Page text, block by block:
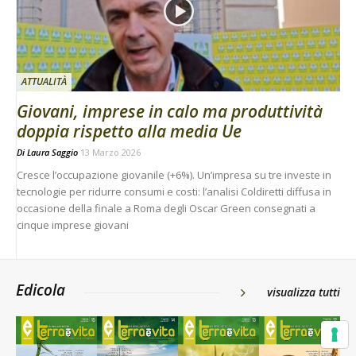
ATTUALITÀ
Giovani, imprese in calo ma produttività
doppia rispetto alla media Ue
Di Laura Saggio 13 Marzo 2026
Cresce l’occupazione giovanile (+6%). Un’impresa su tre investe in
tecnologie per ridurre consumi e costi: l’analisi Coldiretti diffusa in
occasione della finale a Roma degli Oscar Green consegnati a
cinque imprese giovani
Edicola visualizza tutti